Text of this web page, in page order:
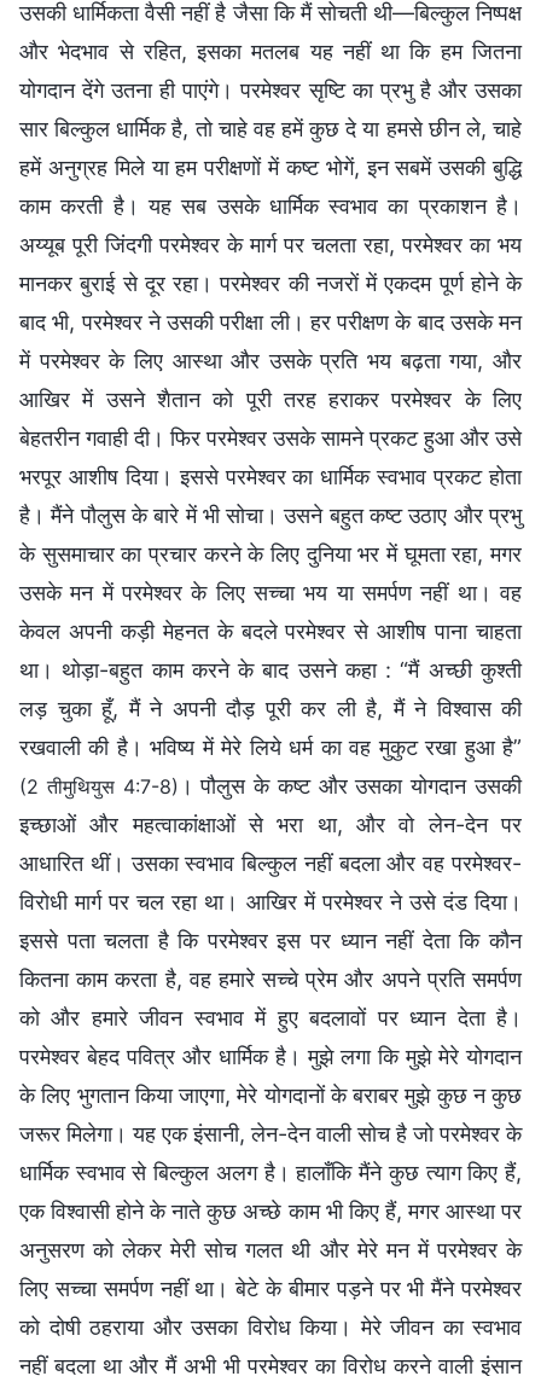
उसकी धार्मिकता वैसी नहीं है जैसा कि मैं सोचती थी—बिल्कुल निष्पक्ष
और भेदभाव से रहित, इसका मतलब यह नहीं था कि हम जितना
योगदान देंगे उतना ही पाएंगे। परमेश्वर सृष्टि का प्रभु है और उसका
सार बिल्कुल धार्मिक है, तो चाहे वह हमें कुछ दे या हमसे छीन ले, चाहे
हमें अनुग्रह मिले या हम परीक्षणों में कष्ट भोगें, इन सबमें उसकी बुद्धि
काम करती है। यह सब उसके धार्मिक स्वभाव का प्रकाशन है।
अय्यूब पूरी जिंदगी परमेश्वर के मार्ग पर चलता रहा, परमेश्वर का भय
मानकर बुराई से दूर रहा। परमेश्वर की नजरों में एकदम पूर्ण होने के
बाद भी, परमेश्वर ने उसकी परीक्षा ली। हर परीक्षण के बाद उसके मन
में परमेश्वर के लिए आस्था और उसके प्रति भय बढ़ता गया, और
आखिर में उसने शैतान को पूरी तरह हराकर परमेश्वर के लिए
बेहतरीन गवाही दी। फिर परमेश्वर उसके सामने प्रकट हुआ और उसे
भरपूर आशीष दिया। इससे परमेश्वर का धार्मिक स्वभाव प्रकट होता
है। मैंने पौलुस के बारे में भी सोचा। उसने बहुत कष्ट उठाए और प्रभु
के सुसमाचार का प्रचार करने के लिए दुनिया भर में घूमता रहा, मगर
उसके मन में परमेश्वर के लिए सच्चा भय या समर्पण नहीं था। वह
केवल अपनी कड़ी मेहनत के बदले परमेश्वर से आशीष पाना चाहता
था। थोड़ा-बहुत काम करने के बाद उसने कहा : “मैं अच्छी कुश्ती
लड़ चुका हूँ, मैं ने अपनी दौड़ पूरी कर ली है, मैं ने विश्‍वास की
रखवाली की है। भविष्य में मेरे लिये धर्म का वह मुकुट रखा हुआ है”
(2 तीमुथियुस 4:7-8) । पौलुस के कष्ट और उसका योगदान उसकी
इच्छाओं और महत्वाकांक्षाओं से भरा था, और वो लेन-देन पर
आधारित थीं। उसका स्वभाव बिल्कुल नहीं बदला और वह परमेश्वर-
विरोधी मार्ग पर चल रहा था। आखिर में परमेश्वर ने उसे दंड दिया।
इससे पता चलता है कि परमेश्वर इस पर ध्यान नहीं देता कि कौन
कितना काम करता है, वह हमारे सच्चे प्रेम और अपने प्रति समर्पण
को और हमारे जीवन स्वभाव में हुए बदलावों पर ध्यान देता है।
परमेश्वर बेहद पवित्र और धार्मिक है। मुझे लगा कि मुझे मेरे योगदान
के लिए भुगतान किया जाएगा, मेरे योगदानों के बराबर मुझे कुछ न कुछ
जरूर मिलेगा। यह एक इंसानी, लेन-देन वाली सोच है जो परमेश्वर के
धार्मिक स्वभाव से बिल्कुल अलग है। हालाँकि मैंने कुछ त्याग किए हैं,
एक विश्वासी होने के नाते कुछ अच्छे काम भी किए हैं, मगर आस्था पर
अनुसरण को लेकर मेरी सोच गलत थी और मेरे मन में परमेश्वर के
लिए सच्चा समर्पण नहीं था। बेटे के बीमार पड़ने पर भी मैंने परमेश्वर
को दोषी ठहराया और उसका विरोध किया। मेरे जीवन का स्वभाव
नहीं बदला था और मैं अभी भी परमेश्वर का विरोध करने वाली इंसान